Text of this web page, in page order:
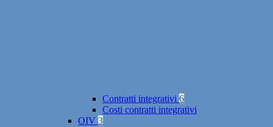
Contratti integrativi 6
Costi contratti integrativi
OIV 3